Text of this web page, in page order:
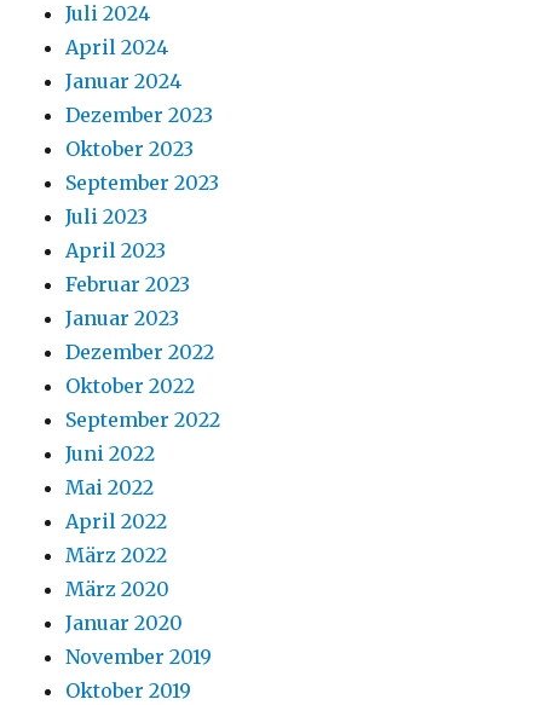
Juli 2024
April 2024
Januar 2024
Dezember 2023
Oktober 2023
September 2023
Juli 2023
April 2023
Februar 2023
Januar 2023
Dezember 2022
Oktober 2022
September 2022
Juni 2022
Mai 2022
April 2022
März 2022
März 2020
Januar 2020
November 2019
Oktober 2019